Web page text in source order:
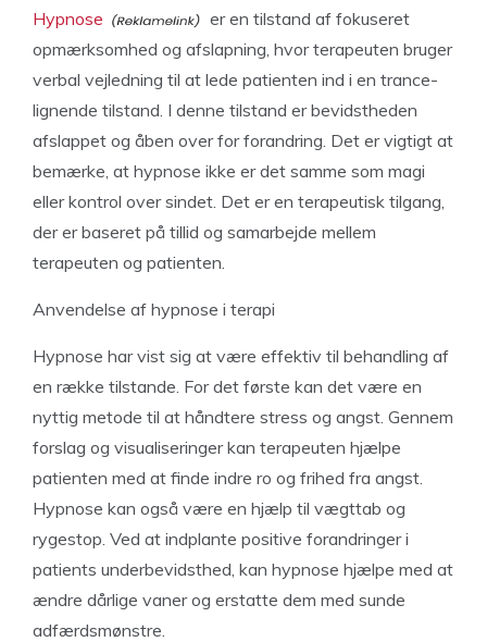
Hypnose
er en tilstand af fokuseret
opmærksomhed og afslapning, hvor terapeuten bruger
verbal vejledning til at lede patienten ind i en trance-
lignende tilstand. I denne tilstand er bevidstheden
afslappet og åben over for forandring. Det er vigtigt at
bemærke, at hypnose ikke er det samme som magi
eller kontrol over sindet. Det er en terapeutisk tilgang,
der er baseret på tillid og samarbejde mellem
terapeuten og patienten.
Anvendelse af hypnose i terapi
Hypnose har vist sig at være effektiv til behandling af
en række tilstande. For det første kan det være en
nyttig metode til at håndtere stress og angst. Gennem
forslag og visualiseringer kan terapeuten hjælpe
patienten med at finde indre ro og frihed fra angst.
Hypnose kan også være en hjælp til vægttab og
rygestop. Ved at indplante positive forandringer i
patients underbevidsthed, kan hypnose hjælpe med at
ændre dårlige vaner og erstatte dem med sunde
adfærdsmønstre.